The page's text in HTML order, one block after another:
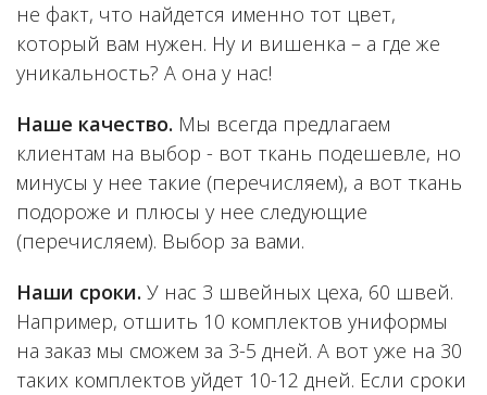
не факт, что найдется именно тот цвет,
который вам нужен. Ну и вишенка – а где же
уникальность? А она у нас!
Наше качество. Мы всегда предлагаем
клиентам на выбор - вот ткань подешевле, но
минусы у нее такие (перечисляем), а вот ткань
подороже и плюсы у нее следующие
(перечисляем). Выбор за вами.
Наши сроки. У нас 3 швейных цеха, 60 швей.
Например, отшить 10 комплектов униформы
на заказ мы сможем за 3-5 дней. А вот уже на 30
таких комплектов уйдет 10-12 дней. Если сроки